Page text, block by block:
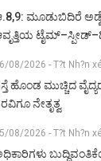
ಮೂಡುಬಿದಿರೆ
08/2026 - T?t Nh?n
ಹೊಂಡ ಮುಚ್ಚಿದ
ನೇತೃತ್ವ
08/2026 - T?t Nh?n